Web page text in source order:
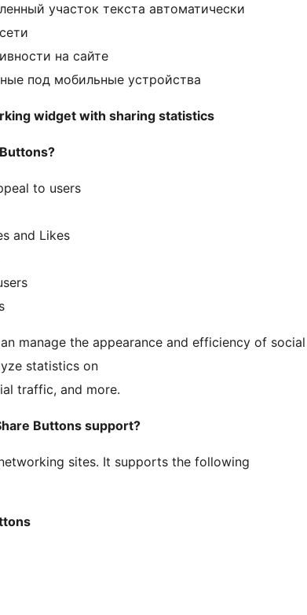
участок текста автоматически
на сайте
под мобильные устройства
widget with sharing statistics
to users
and Likes
manage the appearance and efficiency of social
statistics on
traffic, and more.
Buttons support?
sites. It supports the following